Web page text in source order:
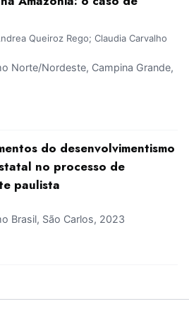
Queiroz Rego; Claudia Carvalho
Norte/Nordeste, Campina Grande,
do desenvolvimentismo
no processo de
paulista
Brasil, São Carlos, 2023